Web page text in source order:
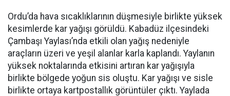
Ordu’da hava sıcaklıklarının düşmesiyle birlikte yüksek
kesimlerde kar yağışı görüldü. Kabadüz ilçesindeki
Çambaşı Yaylası’nda etkili olan yağış nedeniyle
araçların üzeri ve yeşil alanlar karla kaplandı. Yaylanın
yüksek noktalarında etkisini artıran kar yağışıyla
birlikte bölgede yoğun sis oluştu. Kar yağışı ve sisle
birlikte ortaya kartpostallık görüntüler çıktı. Yaylada